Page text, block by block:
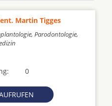
Martin Tigges
Parodontologie,
0